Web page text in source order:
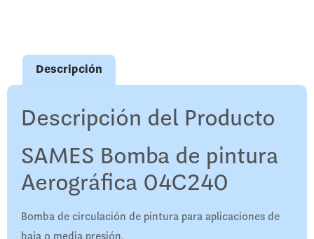
Descripción
Descripción del Producto
SAMES Bomba de pintura
Aerográfica 04C240
Bomba de circulación de pintura para aplicaciones de
baja o media presión.